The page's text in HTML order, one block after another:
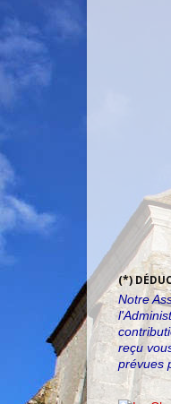
(*)
Notre
reçu
prévues